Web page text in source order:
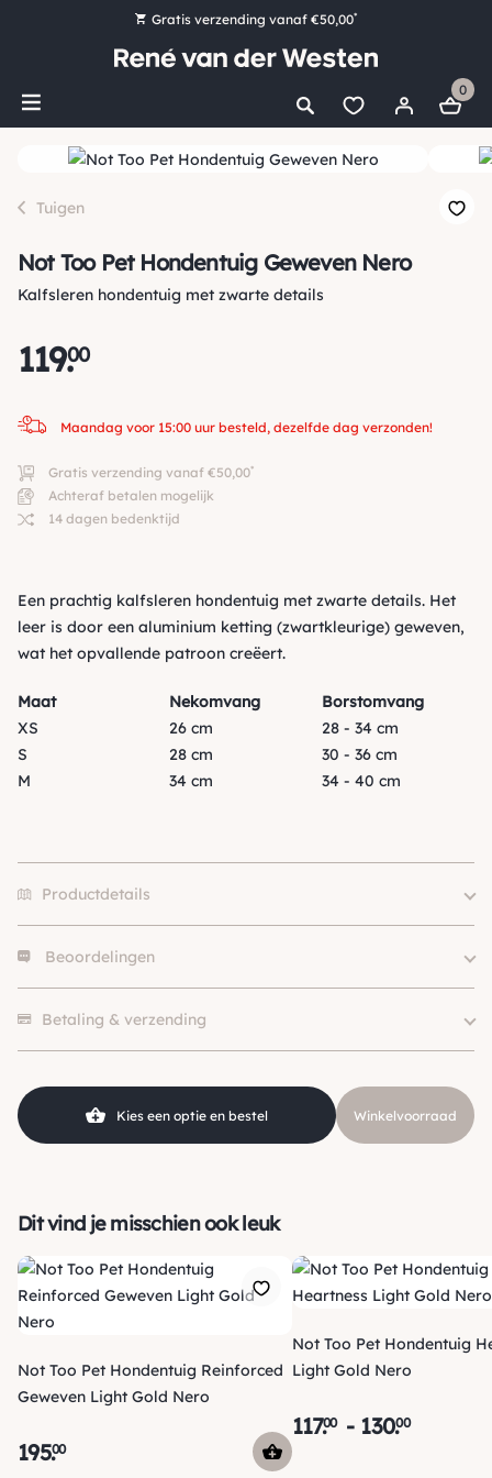
Gratis verzending vanaf €50,00*
Bestel nu, betaal later met Klarna
Ruim 16.000 artikelen op voorraad
0
Tuigen
Not Too Pet Hondentuig Geweven Nero
Kalfsleren hondentuig met zwarte details
119.
00
Maandag voor 15:00 uur besteld, dezelfde dag verzonden!
Gratis verzending vanaf €50,00*
Achteraf betalen mogelijk
14 dagen bedenktijd
Een prachtig kalfsleren hondentuig met zwarte details. Het
leer is door een aluminium ketting (zwartkleurige) geweven,
wat het opvallende patroon creëert.
Maat Nekomvang
Borstomvang
XS
26 cm
28 - 34 cm
S
28 cm
30 - 36 cm
M
34 cm 34 - 40 cm
Productdetails
Size
Hondgrootte
Klein (0 – 10kg)
Kleur
Beoordelingen
Betaling & verzending
Kies een optie en bestel Winkelvoorraad
Dit vind je misschien ook leuk
Not Too Pet Hondentuig Reinforced
Geweven Light Gold Nero
195.00
Not Too Pet Hondentuig
Light Gold Nero
117.00 - 130.00